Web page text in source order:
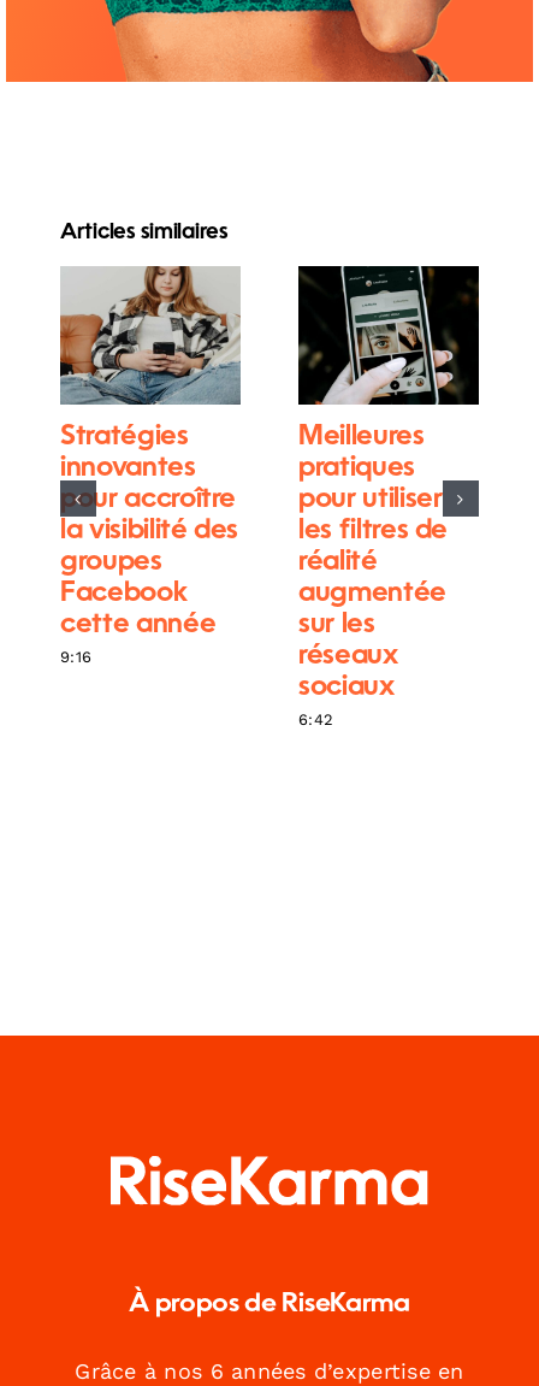
Articles similaires
Stratégies
innovantes
pour accroître
la visibilité des
groupes
Facebook
cette année
9:16
Meilleures
pratiques
pour utiliser
les filtres de
réalité
augmentée
sur les
réseaux
sociaux
6:42
À propos de RiseKarma
Grâce à nos 6 années d’expertise en